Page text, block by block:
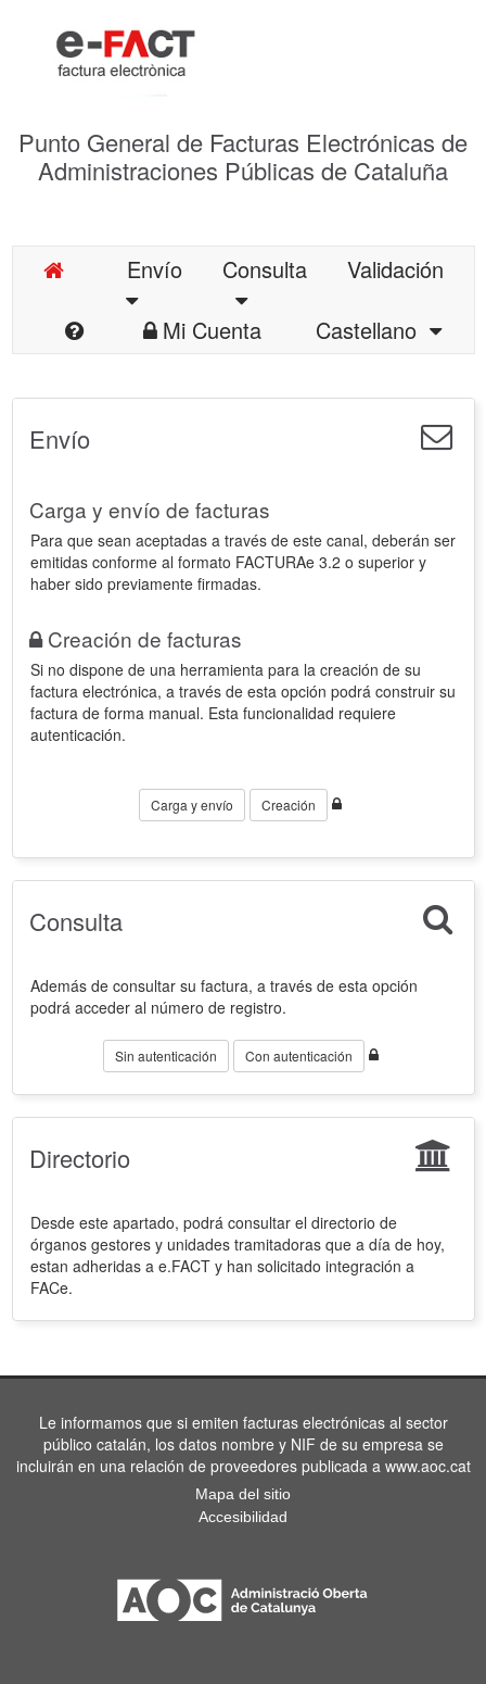
Punto General de Facturas Electrónicas de
Administraciones Públicas de Cataluña
Envío Consulta
Validación
Mi Cuenta
Castellano
Envío
Carga y envío de facturas
Para que sean aceptadas a través de este canal, deberán ser
emitidas conforme al formato FACTURAe 3.2 o superior y
haber sido previamente firmadas.
Creación de facturas
Si no dispone de una herramienta para la creación de su
factura electrónica, a través de esta opción podrá construir su
factura de forma manual. Esta funcionalidad requiere
autenticación.
Carga y envío Creación
Consulta
Además de consultar su factura, a través de esta opción
podrá acceder al número de registro.
Sin autenticación Con autenticación
Directorio
Desde este apartado, podrá consultar el directorio de
órganos gestores y unidades tramitadoras que a día de hoy,
estan adheridas a e.FACT y han solicitado integración a
FACe.
Le informamos que si emiten facturas electrónicas al sector
público catalán, los datos nombre y NIF de su empresa se
incluirán en una relación de proveedores publicada a www.aoc.cat
Mapa del sitio
Accesibilidad